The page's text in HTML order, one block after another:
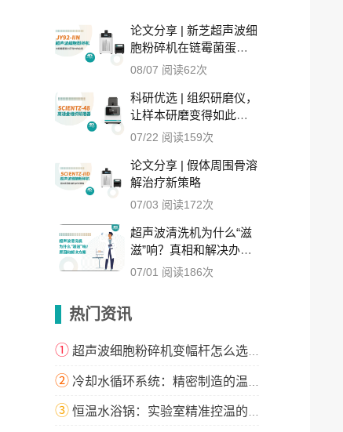
论文分享 | 新芝超声波细
胞粉碎机在链霉菌蛋白
研究中的应用
08/07 阅读62次
科研优选 | 组织研磨仪，
让样本研磨变得如此简
单
07/22 阅读159次
论文分享 | 假体周围骨溶
解治疗新策略
07/03 阅读172次
超声波清洗机为什么“滋
滋”响？真相和解决办法
都在这里
07/01 阅读186次
热门资讯
① 超声波细胞粉碎机变幅杆怎么选？这篇指南教你精准匹配！
② 冷却水循环系统：精密制造的温度守护者
③ 恒温水浴锅：实验室精准控温的解决方案